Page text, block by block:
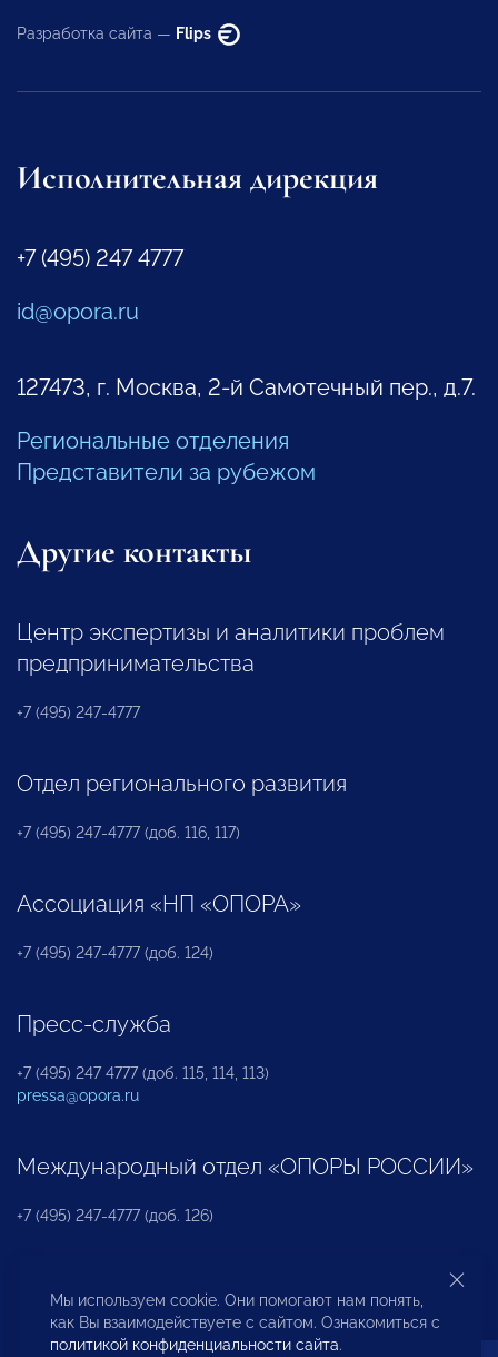
Разработка сайта — Flips
Исполнительная дирекция
+7 (495) 247 4777
id@opora.ru
127473, г. Москва, 2-й Самотечный пер., д.7.
Региональные отделения
Представители за рубежом
Другие контакты
Центр экспертизы и аналитики проблем
предпринимательства
+7 (495) 247-4777
Отдел регионального развития
+7 (495) 247-4777 (доб. 116, 117)
Ассоциация «НП «ОПОРА»
+7 (495) 247-4777 (доб. 124)
Пресс-служба
+7 (495) 247 4777 (доб. 115, 114, 113)
pressa@opora.ru
Международный отдел «ОПОРЫ РОССИИ»
+7 (495) 247-4777 (доб. 126)
Бюро по защите прав предпринимателей и
инвесторов
Мы используем cookie. Они помогают нам понять,
как Вы взаимодействуете с сайтом. Ознакомиться с
политикой конфиденциальности сайта.